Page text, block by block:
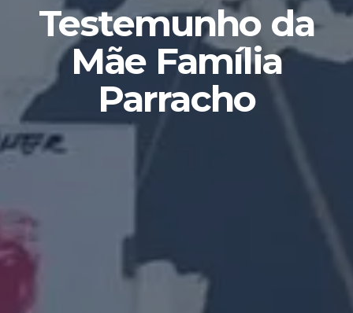
Testemunho da
Mãe Família
Parracho